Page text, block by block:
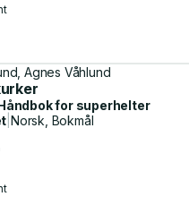
Agnes Våhlund
for superhelter
|Norsk, Bokmål